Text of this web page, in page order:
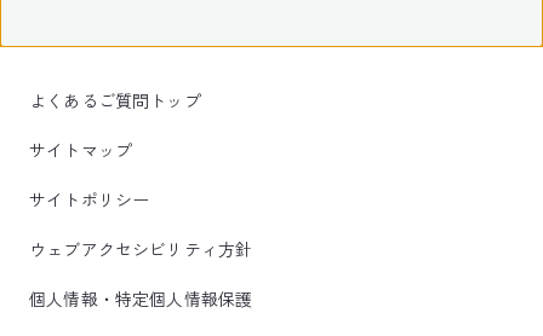
よくあるご質問トップ
サイトマップ
サイトポリシー
ウェブアクセシビリティ方針
個人情報・特定個人情報保護